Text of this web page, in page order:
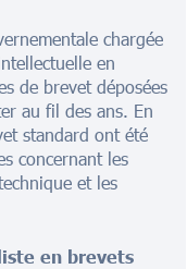
chargée
en
de brevet déposées
au fil des ans. En
standard ont été
concernant les
et les
en brevets